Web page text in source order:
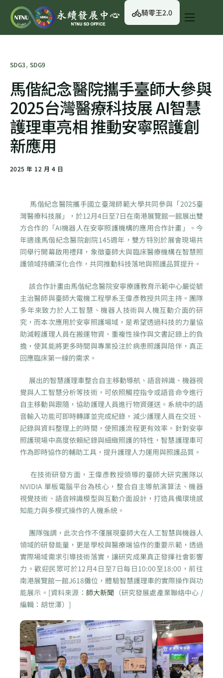
關於我們
永續資訊
校園綠生活
English
騎零王2.0
SDG3, SDG9
馬偕紀念醫院攜手臺師大參與
2025台灣醫療科技展 AI智慧
護理車亮相 推動安寧照護創
新應用
2025 年 12 月 4 日
馬偕紀念醫院攜手國立臺灣師範大學共同參與「2025臺
灣醫療科技展」，於12月4日至7日在南港展覽館一館展出雙
方合作的「AI機器人在安寧照護機構的應用合作計畫」。今
年適逢馬偕紀念醫院創院145週年，雙方特別於展會現場共
同舉行開幕啟用禮拜，象徵臺師大與臨床醫療機構在智慧照
護領域持續深化合作，共同推動科技落地與照護品質提升。
該合作計畫由馬偕紀念醫院安寧療護教育示範中心嚴從毓
主治醫師與臺師大電機工程學系王偉彥教授共同主持。團隊
多年來致力於人工智慧、機器人技術與人機互動介面的研
究，而本次應用於安寧照護場域，是希望透過科技的力量協
助減輕護理人員在搬運物資、重複性操作與文書記錄上的負
擔，使其能將更多時間與專業投注於病患照護與陪伴，真正
回應臨床第一線的需求。
展出的智慧護理車整合自主移動導航、語音辨識、機器視
覺與人工智慧分析等技術，可依照觸控指令或語音命令進行
自主移動與跟隨，協助護理人員進行物資運送。系統中的語
音輸入功能可即時轉譯並完成紀錄，減少護理人員在交班、
記錄與資料整理上的時間，使照護流程更有效率。針對安寧
照護現場中高度依賴紀錄與細緻照護的特性，智慧護理車可
作為即時協作的輔助工具，提升護理人力運用與照護品質。
在技術研發方面，王偉彥教授領導的臺師大研究團隊以
NVIDIA 單板電腦平台為核心，整合自主導航演算法、機器
視覺技術、語音辨識模型與互動介面設計，打造具備環境感
知能力與多模式操作的人機系統。
團隊強調，此次合作不僅展現臺師大在人工智慧與機器人
領域的研發能量，更是學校與醫療端協作的重要示範，透過
實際場域需求引導技術落實，讓研究成果真正發揮社會影響
力。歡迎民眾可於12月4日至7日每日10:00至18:00，前往
南港展覽館一館J618攤位，體驗智慧護理車的實際操作與功
能展示。[資料來源： 師大新聞 （研究發展處產業聯絡中心 /
編輯：胡世澤）]